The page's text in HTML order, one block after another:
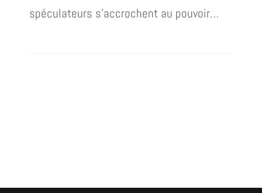
spéculateurs s’accrochent au pouvoir…